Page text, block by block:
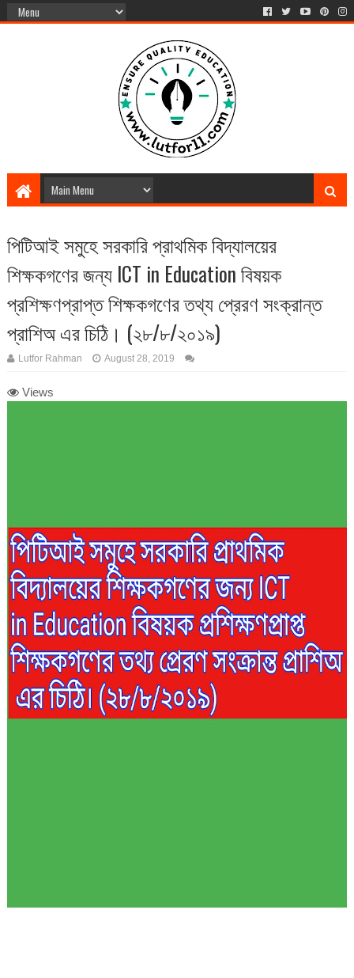
পিটিআই সমুহে সরকারি প্রাথমিক বিদ্যালয়ের
শিক্ষকগণের জন্য ICT in Education বিষয়ক
প্রশিক্ষণপ্রাপ্ত শিক্ষকগণের তথ্য প্রেরণ সংক্রান্ত
প্রাশিঅ এর চিঠি। (২৮/৮/২০১৯)
Lutfor Rahman August 28, 2019
Views